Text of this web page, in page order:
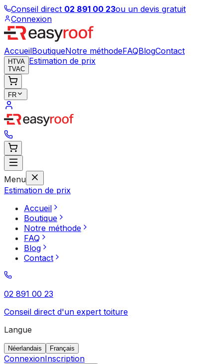
Conseil direct 02 891 00 23ou un devis gratuit
Connexion
AccueilBoutiqueNotre méthodeFAQBlogContact
HTVA
TVAC
Estimation de prix
FR
Menu
Estimation de prix
Accueil
Boutique
Notre méthode
FAQ
Blog
Contact
02 891 00 23
Conseil direct d'un expert toiture
Langue
Néerlandais Français
ConnexionInscription